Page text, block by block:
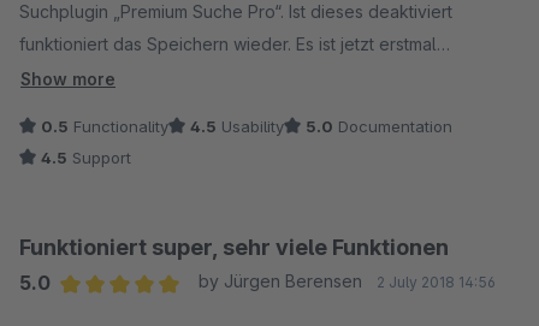
Suchplugin „Premium Suche Pro“. Ist dieses deaktiviert
funktioniert das Speichern wieder. Es ist jetzt erstmal
deaktiviert, sodass Sie mit den Eigenschaften weiter arbeiten
Show more
0.5 Functionality 4.5 Usability 5.0 Documentation
4.5 Support
Funktioniert super, sehr viele Funktionen
5.0
by Jürgen Berensen 2 July 2018 14:56